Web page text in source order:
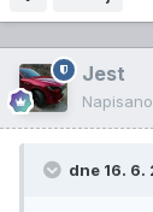
Jest
Napisano
dne 16. 6.